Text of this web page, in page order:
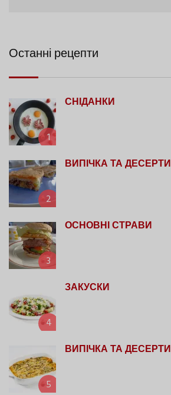
Останні рецепти
1
СНІДАНКИ
2
ВИПІЧКА ТА ДЕСЕРТИ
3
ОСНОВНІ СТРАВИ
4
ЗАКУСКИ
5
ВИПІЧКА ТА ДЕСЕРТИ